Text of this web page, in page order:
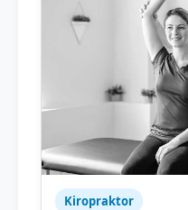
Kiropraktor